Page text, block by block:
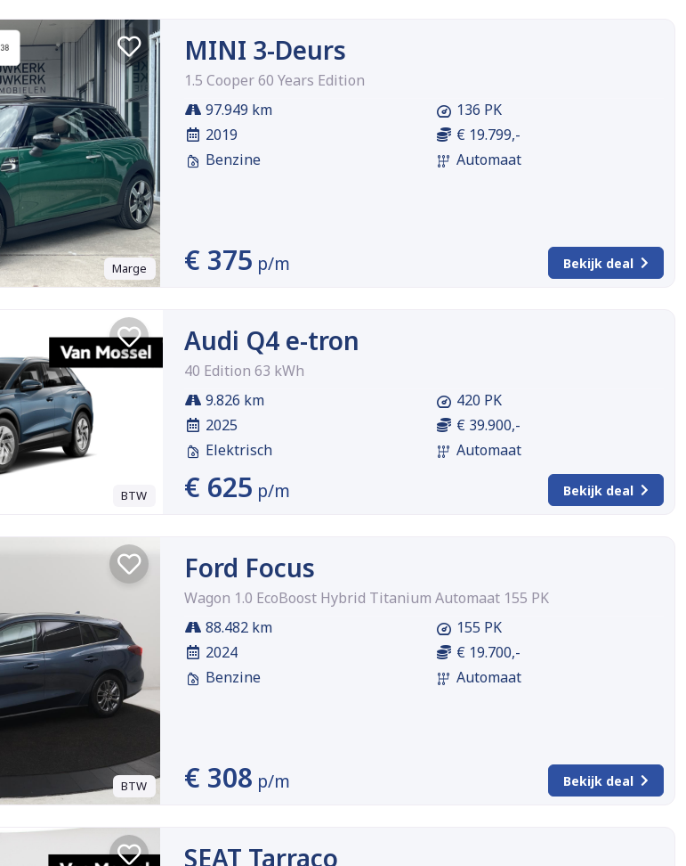
Marge
MINI 3-Deurs
1.5 Cooper 60 Years Edition
97.949 km
2019
Benzine
136 PK
€ 19.799,-
Automaat
€ 375 p/m Bekijk deal
BTW
Audi Q4 e-tron
40 Edition 63 kWh
9.826 km
2025
Elektrisch
420 PK
€ 39.900,-
Automaat
€ 625 p/m Bekijk deal
BTW
Ford Focus
Wagon 1.0 EcoBoost Hybrid Titanium Automaat 155 PK
88.482 km
2024
Benzine
155 PK
€ 19.700,-
Automaat
€ 308 p/m Bekijk deal
SEAT Tarraco